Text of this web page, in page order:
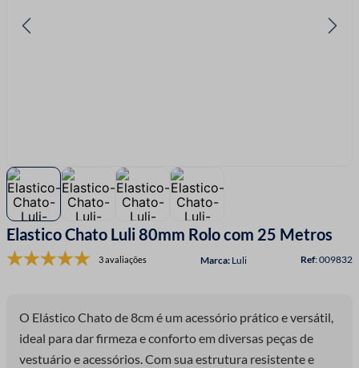
Elastico Chato Luli 80mm Rolo com 25 Metros
3 avaliações Luli :009832
O Elástico Chato de 8cm é um acessório prático e versátil,
ideal para dar firmeza e conforto em diversas peças de
vestuário e acessórios. Com sua estrutura resistente e
8º